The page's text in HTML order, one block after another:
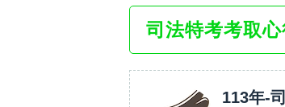
司法特考考取
113年-